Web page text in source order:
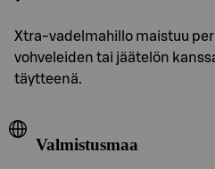
Xtra-vadelmahillo maistuu
vohveleiden tai jäätelön
täytteenä.
Valmistusmaa